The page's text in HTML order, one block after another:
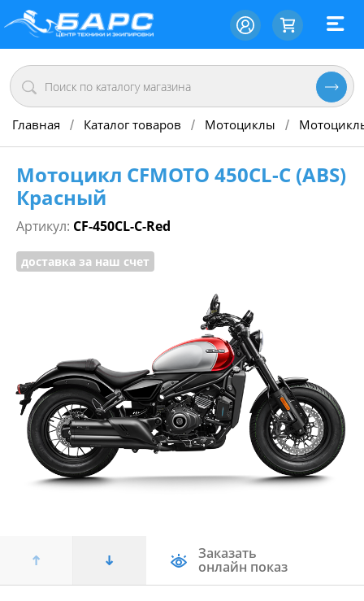
Главная / Каталог товаров / Мотоциклы /
Мотоцикл CFMOTO 450CL-C (ABS)
Красный
Артикул: CF-450CL-C-Red
доставка за наш счет
Заказать
онлайн показ